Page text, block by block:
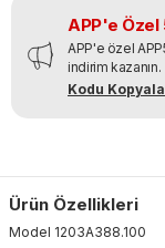
APP'e Özel
APP'e özel
indirim kazanın.
Kodu Kopyala
Ürün Özellikleri
Model 1203A388.100